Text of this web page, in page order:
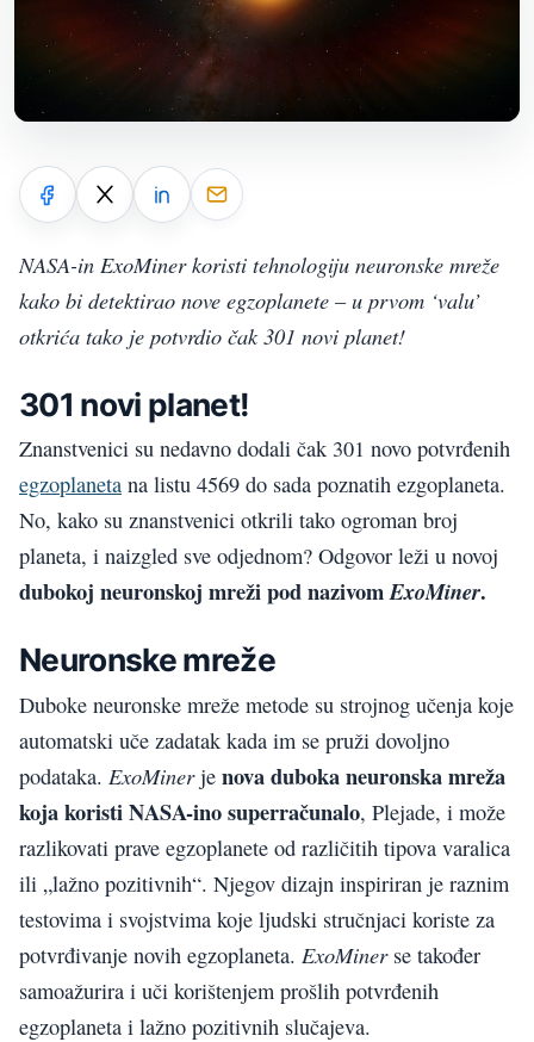
NASA-in ExoMiner koristi tehnologiju neuronske mreže
kako bi detektirao nove egzoplanete – u prvom ‘valu’
otkrića tako je potvrdio čak 301 novi planet!
301 novi planet!
Znanstvenici su nedavno dodali čak 301 novo potvrđenih
egzoplaneta na listu 4569 do sada poznatih ezgoplaneta.
No, kako su znanstvenici otkrili tako ogroman broj
planeta, i naizgled sve odjednom? Odgovor leži u novoj
dubokoj neuronskoj mreži pod nazivomExoMiner.
Neuronske mreže
Duboke neuronske mreže metode su strojnog učenja koje
automatski uče zadatak kada im se pruži dovoljno
podataka. ExoMinerje nova duboka neuronska mreža
koja koristi NASA-ino superračunalo, Plejade, i može
razlikovati prave egzoplanete od različitih tipova varalica
ili „lažno pozitivnih“. Njegov dizajn inspiriran je raznim
testovima i svojstvima koje ljudski stručnjaci koriste za
potvrđivanje novih egzoplaneta. ExoMiner se također
samoažurira i uči korištenjem prošlih potvrđenih
egzoplaneta i lažno pozitivnih slučajeva.